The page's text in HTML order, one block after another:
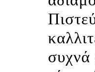
συχνά